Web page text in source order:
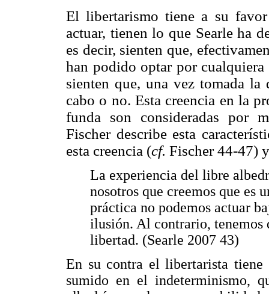
El libertarismo tiene a su
actuar, tienen lo que Searle ha
es decir, sienten que,
han podido optar por
sienten que, una vez tomada
cabo o no. Esta creencia en la
funda son consideradas por
Fischer describe esta
esta creencia (cf. Fischer 44-47)
La experiencia del libre
nosotros que creemos que es
práctica no podemos actuar
ilusión. Al contrario, tenemos
libertad. (Searle 2007 43)
En su contra el libertarista
sumido en el indeterminismo,